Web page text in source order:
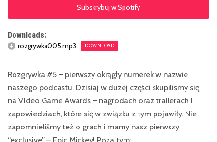
Subskrybuj w Spotify
Downloads:
rozgrywka005.mp3 DOWNLOAD
Rozgrywka #5 – pierwszy okrągły numerek w nazwie
naszego podcastu. Dzisiaj w dużej części skupiliśmy się
na Video Game Awards – nagrodach oraz trailerach i
zapowiedziach, które się w związku z tym pojawiły. Nie
zapomnieliśmy też o grach i mamy nasz pierwszy
“exclusive” – Epic Mickey! Poza tym: